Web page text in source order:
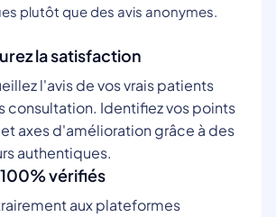
plutôt que des avis anonymes.
la satisfaction
l'avis de vos vrais patients
consultation. Identifiez vos points
axes d'amélioration grâce à des
authentiques.
vérifiés
aux plateformes